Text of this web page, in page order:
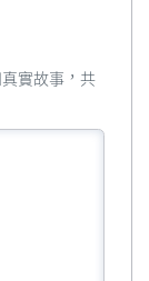
實故事，共